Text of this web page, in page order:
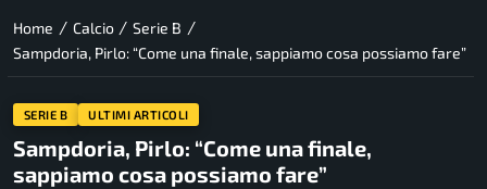
Home / Calcio / Serie B /
Sampdoria, Pirlo: “Come una finale, sappiamo cosa possiamo fare”
SERIE B ULTIMI ARTICOLI
Sampdoria, Pirlo: “Come una finale,
sappiamo cosa possiamo fare”